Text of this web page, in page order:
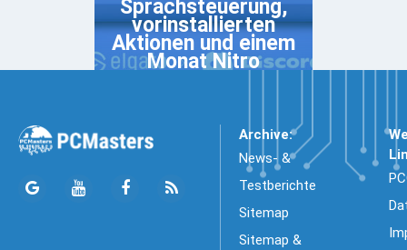
Sprachsteuerung,
vorinstallierten
Aktionen und einem
Monat Nitro
Archive:
News- &
Testberichte
Sitemap
Sitemap &